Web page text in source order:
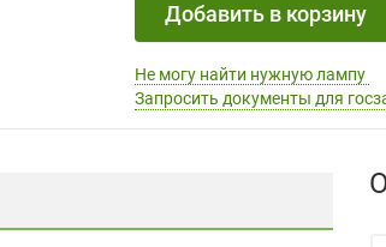
Добавить в корзину
Не могу найти нужную лампу
Запросить документы для